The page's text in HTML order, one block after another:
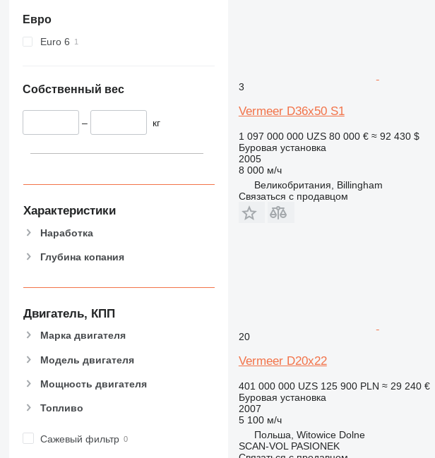
Евро
Euro 6
Собственный вес
– кг
Характеристики
Наработка
Глубина копания
Двигатель, КПП
Марка двигателя
Модель двигателя
Мощность двигателя
Топливо
Сажевый фильтр
3
Vermeer D36x50 S1
1 097 000 000 UZS 80 000 € ≈ 92 430 $
Буровая установка
2005
8 000 м/ч
Великобритания, Billingham
Связаться с продавцом
20
Vermeer D20x22
401 000 000 UZS 125 900 PLN ≈ 29 240 €
Буровая установка
2007
5 100 м/ч
Польша, Witowice Dolne
SCAN-VOL PASIONEK